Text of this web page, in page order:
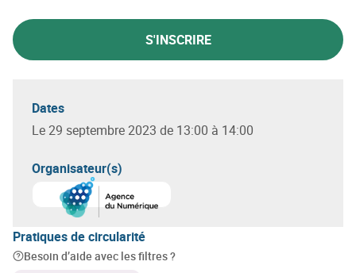
S'INSCRIRE
Dates
Le 29 septembre 2023 de 13:00 à 14:00
Organisateur(s)
En savoir plus surAgence du Numérique
Pratiques de circularité
Besoin d’aide avec les filtres ?